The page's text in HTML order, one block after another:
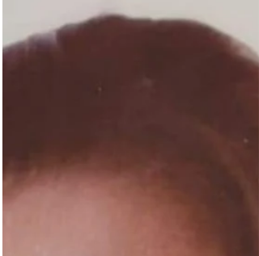
Jessica Diddoro.